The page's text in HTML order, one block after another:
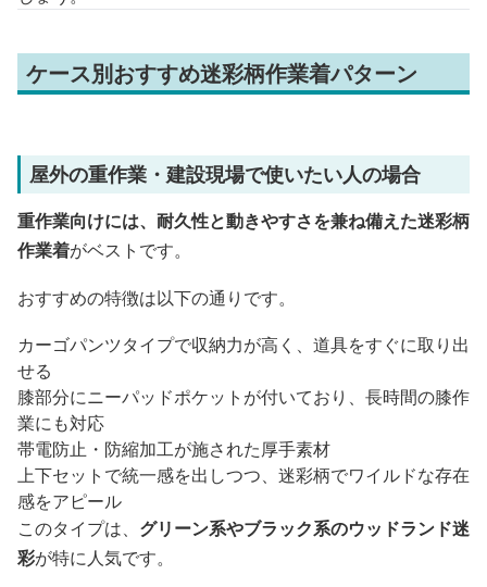
ケース別おすすめ迷彩柄作業着パターン
屋外の重作業・建設現場で使いたい人の場合
重作業向けには、耐久性と動きやすさを兼ね備えた迷彩柄
作業着がベストです。
おすすめの特徴は以下の通りです。
カーゴパンツタイプで収納力が高く、道具をすぐに取り出
せる
膝部分にニーパッドポケットが付いており、長時間の膝作
業にも対応
帯電防止・防縮加工が施された厚手素材
上下セットで統一感を出しつつ、迷彩柄でワイルドな存在
感をアピール
このタイプは、 グリーン系やブラック系のウッドランド迷
彩が特に人気です。